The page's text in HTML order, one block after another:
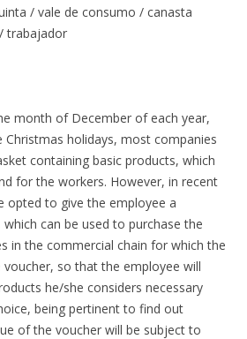
/ vale de consumo / canasta
trabajador
month of December of each year,
holidays, most companies
containing basic products, which
for the workers. However, in recent
opted to give the employee a
can be used to purchase the
in the commercial chain for which the
so that the employee will
he/she considers necessary
being pertinent to find out
of the voucher will be subject to